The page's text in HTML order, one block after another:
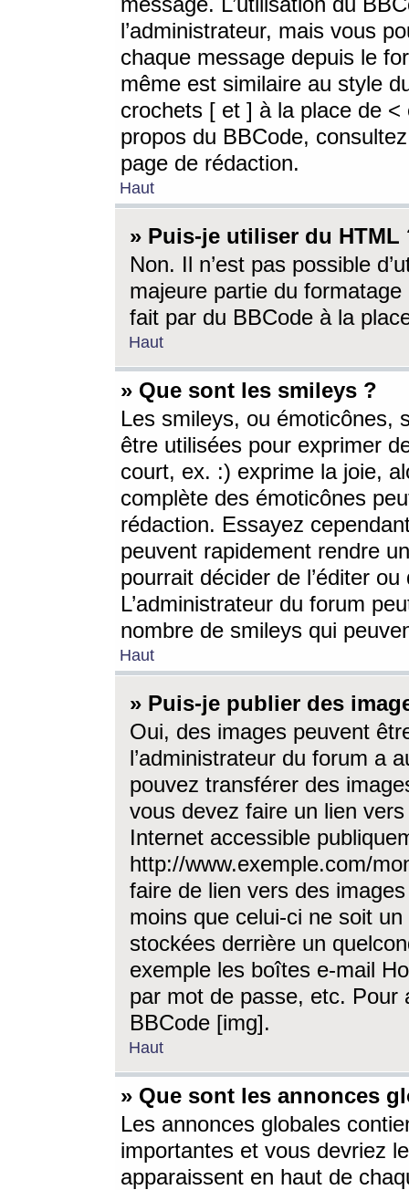
l’administrateur, mais vous
chaque message depuis le
même est similaire au style
crochets [ et ] à la place de <
propos du BBCode,
page de rédaction.
Haut
» Puis-je utiliser du HTML
Non. Il n’est pas possible
majeure partie du
fait par du BBCode à la
Haut
» Que sont les smileys ?
Les smileys, ou émoticônes,
être utilisées pour exprimer
court, ex. :) exprime la joie,
complète des émoticônes
rédaction. Essayez
peuvent rapidement rendre
pourrait décider de l’éditer
L’administrateur du forum
nombre de smileys qui
Haut
» Puis-je publier des
Oui, des images peuvent
l’administrateur du forum a
pouvez transférer des
vous devez faire un lien
Internet accessible
http://www.exemple.com/
faire de lien vers des
moins que celui-ci ne soit
stockées derrière un
exemple les boîtes e-mail
par mot de passe, etc. Pour
BBCode [img].
Haut
» Que sont les annonces
Les annonces globales
importantes et vous devriez
apparaissent en haut de